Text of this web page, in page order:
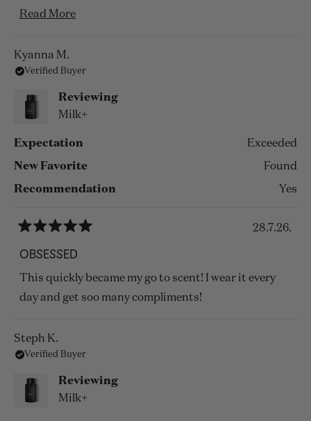
it smells! I got my first bottle in December and I wear
Read MoreRead
this
review
Kyanna M.
Verified Buyer
Reviewing
Milk+
Expectation Exceeded
New Favorite Found
Recommendation Yes
5
out
of
5
stars
28.7.26.
OBSESSED
This quickly became my go to scent! I wear it every
day and get soo many compliments!
Steph K.
Verified Buyer
Reviewing
Milk+